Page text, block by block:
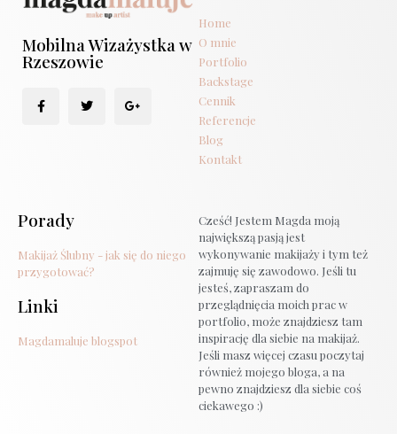
Mobilna Wizażystka w
Rzeszowie
Home
O mnie
Portfolio
Backstage
Cennik
Referencje
Blog
Kontakt
Porady
Makijaż Ślubny - jak się do niego
przygotować?
Linki
Magdamaluje blogspot
Cześć! Jestem Magda moją
największą pasją jest
wykonywanie makijaży i tym też
zajmuję się zawodowo. Jeśli tu
jesteś, zapraszam do
przeglądnięcia moich prac w
portfolio, może znajdziesz tam
inspirację dla siebie na makijaż.
Jeśli masz więcej czasu poczytaj
również mojego bloga, a na
pewno znajdziesz dla siebie coś
ciekawego :)